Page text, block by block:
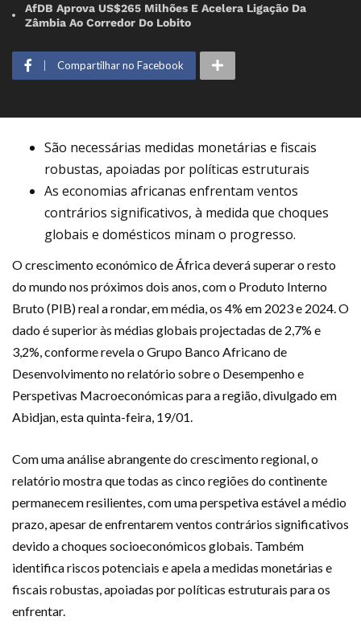
AfDB Aprova US$265 Milhões E Acelera Ligação Da
Zâmbia Ao Corredor Do Lobito
Compartilhar no Facebook
São necessárias medidas monetárias e fiscais
robustas, apoiadas por políticas estruturais
As economias africanas enfrentam ventos
contrários significativos, à medida que choques
globais e domésticos minam o progresso.
O crescimento económico de África deverá superar o resto
do mundo nos próximos dois anos, com o Produto Interno
Bruto (PIB) real a rondar, em média, os 4% em 2023 e 2024. O
dado é superior às médias globais projectadas de 2,7% e
3,2%, conforme revela o Grupo Banco Africano de
Desenvolvimento no relatório sobre o Desempenho e
Perspetivas Macroeconómicas para a região, divulgado em
Abidjan, esta quinta-feira, 19/01.
Com uma análise abrangente do crescimento regional, o
relatório mostra que todas as cinco regiões do continente
permanecem resilientes, com uma perspetiva estável a médio
prazo, apesar de enfrentarem ventos contrários significativos
devido a choques socioeconómicos globais. Também
identifica riscos potenciais e apela a medidas monetárias e
fiscais robustas, apoiadas por políticas estruturais para os
enfrentar.